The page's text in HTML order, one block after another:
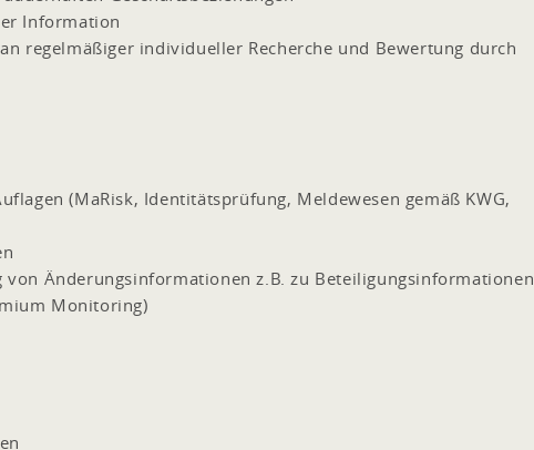
Information
regelmäßiger individueller Recherche und Bewertung durch
(MaRisk, Identitätsprüfung, Meldewesen gemäß KWG,
von Änderungsinformationen z.B. zu Beteiligungsinformationen
Monitoring)